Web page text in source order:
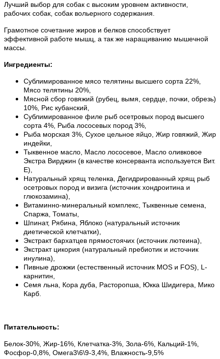
Лучший выбор для собак с высоким уровнем активности,
рабочих собак, собак вольерного содержания.
Грамотное сочетание жиров и белков способствует
эффективной работе мышц, а так же наращиванию мышечной
массы.
Ингредиенты:
Сублимированное мясо телятины высшего сорта 22%,
Мясо телятины 20%,
Мясной сбор говяжий (рубец, вымя, сердце, почки, обрезь)
10%, Рис кубанский,
Сублимированное филе рыб осетровых пород высшего
сорта 4%, Рыба лососевых пород 3%,
Рыба морская 3%, Сухое цельное яйцо, Жир говяжий, Жир
индейки,
Тыквенное масло, Масло лососевое, Масло оливковое
Экстра Вирджин (в качестве консерванта используется Вит.
E),
Натуральный хрящ теленка, Дегидрированный хрящ рыб
осетровых пород и визига (источник хондроитина и
глюкозамина),
Витаминно-минеральный комплекс, Тыквенные семена,
Спаржа, Томаты,
Шпинат, Рябина, Яблоко (натуральный источник
диетической клетчатки),
Экстракт бархатцев прямостоячих (источник лютеина),
Экстракт цикория (натуральный пребиотик и источник
инулина),
Пивные дрожжи (естественный источник MOS и FOS), L-
карнитин,
Семя льна, Кора дуба, Расторопша, Юкка Шидигера, Мико
Карб.
Питательность:
Белок-30%, Жир-16%, Клетчатка-3%, Зола-6%, Кальций-1%,
Фосфор-0,8%, Омега3\6\9-3,4%, Влажность-9,5%